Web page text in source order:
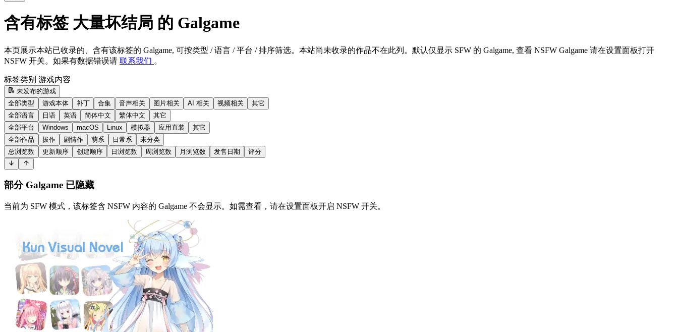
含有标签 大量坏结局 的 Galgame
本页展示本站已收录的、含有该标签的 Galgame, 可按类型 / 语言 / 平台 / 排序筛选。本站尚未收录的作品不在此列。默认仅显示 SFW 的 Galgame, 查看 NSFW Galgame 请在设置面板打开
NSFW 开关。如果有数据错误请 联系我们 。
标签类别 游戏内容
未发布的游戏
全部类型
游戏本体 补丁 合集 音声相关 图片相关 AI 相关 视频相关
其它
全部语言
日语 英语 简体中文 繁体中文
其它
全部平台
Windows macOS Linux 模拟器 应用直装
其它
全部作品
拔作 剧情作 萌系 日常系
未分类
总浏览数
更新顺序 创建顺序 日浏览数 周浏览数 月浏览数 发售日期 评分
部分 Galgame 已隐藏
当前为 SFW 模式，该标签含 NSFW 内容的 Galgame 不会显示。如需查看，请在设置面板开启 NSFW 开关。